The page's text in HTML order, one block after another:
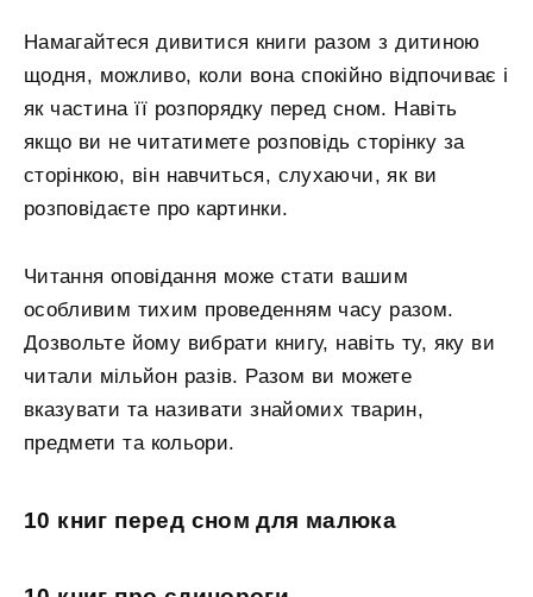
Намагайтеся дивитися книги разом з дитиною
щодня, можливо, коли вона спокійно відпочиває і
як частина її розпорядку перед сном. Навіть
якщо ви не читатимете розповідь сторінку за
сторінкою, він навчиться, слухаючи, як ви
розповідаєте про картинки.
Читання оповідання може стати вашим
особливим тихим проведенням часу разом.
Дозвольте йому вибрати книгу, навіть ту, яку ви
читали мільйон разів. Разом ви можете
вказувати та називати знайомих тварин,
предмети та кольори.
10 книг перед сном для малюка